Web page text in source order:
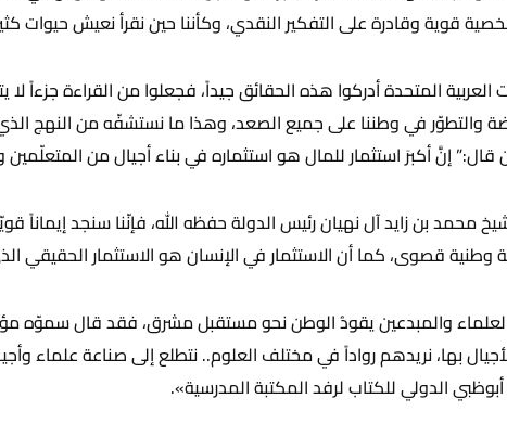
قوية وقادرة على التفكير النقدي، وكأننا حين نقرأ نعيش حيوات
العربية المتحدة أدركوا هذه الحقائق جيداً، فجعلوا من القراءة
والتطوّر في وطننا على جميع الصعد، وهذا ما نستشفّه من النهج
إنَّ أكبرَ استثمار للمال هو استثماره في بناء أجيال من المتعلّمين
محمد بن زايد آل نهيان رئيس الدولة حفظه الله، فإنّنا سنجد إيماناً
وطنية قصوى، كما أن الاستثمار في الإنسان هو الاستثمار الحقيقي
والمبدعين يقودُ الوطن نحو مستقبل مشرق، فقد قال سموّه
الدولي للكتاب لرفد المكتبة المدرسية».